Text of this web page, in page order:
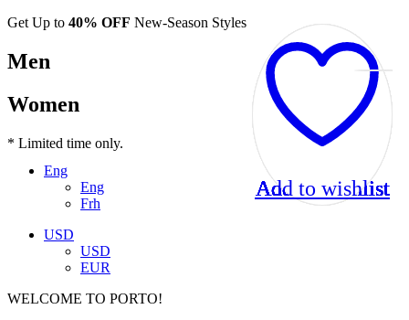
Get Up to 40% OFF New-Season Styles
Men
Women
* Limited time only.
Eng
Eng
Frh
USD
USD
EUR
WELCOME TO PORTO!
Add to wishlist
Add to wishlist
Add to wishlist
Add to wishlist
Add to wishlist
Add to wishlist
Add to wishlist
Add to wishlist
Add to wishlist